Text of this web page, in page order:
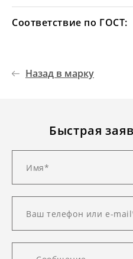
Соответствие по ГОСТ:
Назад в марку
Быстрая